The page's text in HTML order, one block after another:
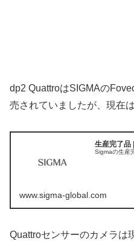
dp2 QuattroはSIGMAの
売されていましたが、現在
生産完了品
Sigmaの生産
www.sigma-global.com
Quattroセンサーのカメラは